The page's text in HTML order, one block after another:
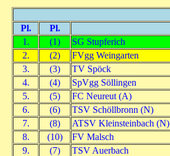
Pl. Pl.
1.
(1)
SG Stupferich
2.
(2)
FVgg Weingarten
3.
(3)
TV Spöck
4.
(4)
SpVgg Söllingen
5.
(5)
FC Neureut (A)
6.
(6)
TSV Schöllbronn (N)
7.
(8)
ATSV Kleinsteinbach (N)
8.
(10)
FV Malsch
9.
(7)
TSV Auerbach